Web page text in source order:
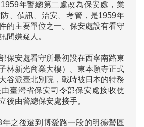
年警總第二處改為保安處，業
、偵訊、治安、考管，是1959年
的主要單位之一。保安處設有看守
問嫌疑人。
保安處看守所最初設在西寧南路東
林新光商業大樓）。東本願寺正式
谷派臺北別院，戰時被日本的特務
臺灣省保安司令部保安處接收使
後由警總保安處接手。
之後遷到博愛路一段的明德營區